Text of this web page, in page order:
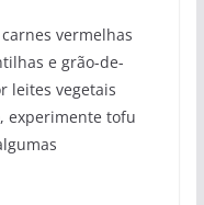
vermelhas
e grão-de-
leites vegetais
experimente tofu